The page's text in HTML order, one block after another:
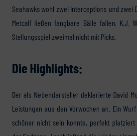
Seahawks wohl zwei Interceptions und zwei
Metcalf ließen fangbare Bälle fallen, K.J.
Stellungsspiel zweimal nicht mit Picks.
Die Highlights:
Der als Nebendarsteller deklarierte David
Leistungen aus den Vorwochen an. Ein
schöner nicht sein konnte, perfekt